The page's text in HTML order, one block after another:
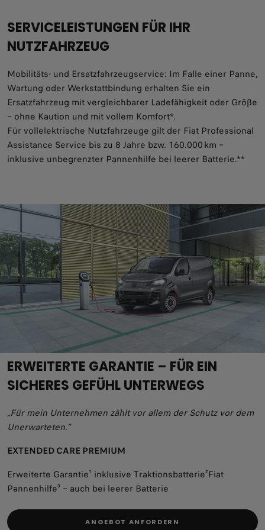
SERVICELEISTUNGEN FÜR IHR
NUTZFAHRZEUG
Mobilitäts- und Ersatzfahrzeugservice: Im Falle einer Panne,
Wartung oder Werkstattbindung erhalten Sie ein
Ersatzfahrzeug mit vergleichbarer Ladefähigkeit oder Größe
– ohne Kaution und mit vollem Komfort*.
Für vollelektrische Nutzfahrzeuge gilt der Fiat Professional
Assistance Service bis zu 8 Jahre bzw. 160.000 km –
inklusive unbegrenzter Pannenhilfe bei leerer Batterie.**
ERWEITERTE GARANTIE – FÜR EIN
SICHERES GEFÜHL UNTERWEGS
„Für mein Unternehmen zählt vor allem der Schutz vor dem
Unerwarteten.“
EXTENDED CARE PREMIUM
Erweiterte Garantie¹ inklusive Traktionsbatterie²Fiat
Pannenhilfe³ – auch bei leerer Batterie
ANGEBOT ANFORDERN